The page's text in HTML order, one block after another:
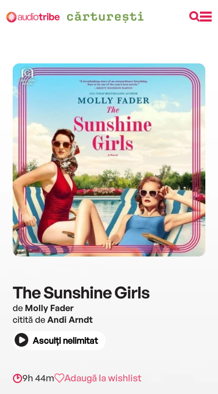
The Sunshine Girls
de Molly Fader
citită deAndi Arndt
Asculți nelimitat
9h 44m Adaugă la wishlist